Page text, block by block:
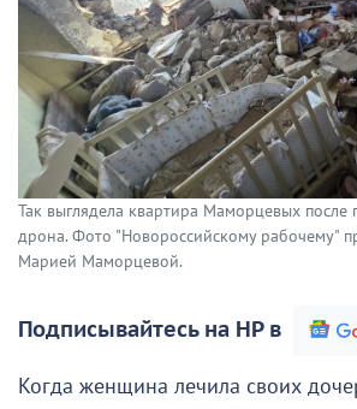
Так выглядела квартира Маморцевых после
дрона. Фото "Новороссийскому рабочему"
Марией Маморцевой.
Подписывайтесь на НР в
Когда женщина лечила своих